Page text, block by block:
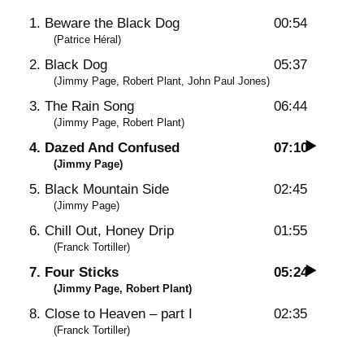
e
l
s
e
v
n
1. Beware the Black Dog
(Patrice Héral)
00:54
2. Black Dog
(Jimmy Page, Robert Plant, John Paul Jones)
05:37
3. The Rain Song
(Jimmy Page, Robert Plant)
06:44
4. Dazed And Confused
(Jimmy Page)
07:10
5. Black Mountain Side
(Jimmy Page)
02:45
6. Chill Out, Honey Drip
(Franck Tortiller)
01:55
7. Four Sticks
(Jimmy Page, Robert Plant)
05:24
8. Close to Heaven – part I
(Franck Tortiller)
02:35